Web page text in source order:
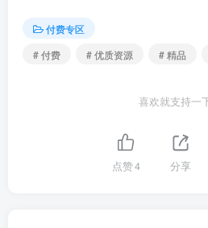
付费专区
# 付费
# 优质资源 # 精品
喜欢就支持一
点赞4 分享